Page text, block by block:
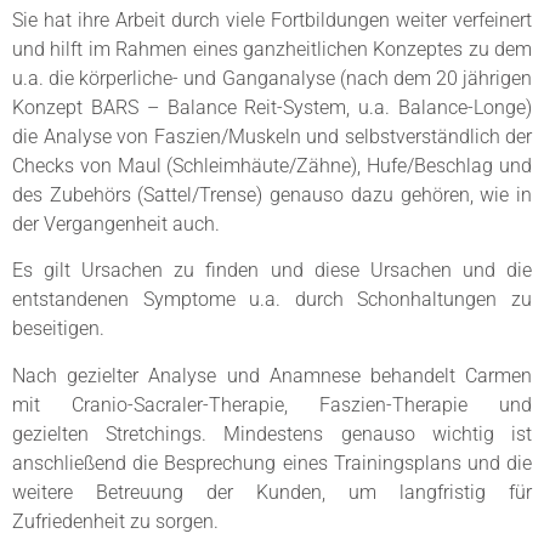
Sie hat ihre Arbeit durch viele Fortbildungen weiter verfeinert
und hilft im Rahmen eines ganzheitlichen Konzeptes zu dem
u.a. die körperliche- und Ganganalyse (nach dem 20 jährigen
Konzept BARS – Balance Reit-System, u.a. Balance-Longe)
die Analyse von Faszien/Muskeln und selbstverständlich der
Checks von Maul (Schleimhäute/Zähne), Hufe/Beschlag und
des Zubehörs (Sattel/Trense) genauso dazu gehören, wie in
der Vergangenheit auch.
Es gilt Ursachen zu finden und diese Ursachen und die
entstandenen Symptome u.a. durch Schonhaltungen zu
beseitigen.
Nach gezielter Analyse und Anamnese behandelt Carmen
mit Cranio-Sacraler-Therapie, Faszien-Therapie und
gezielten Stretchings. Mindestens genauso wichtig ist
anschließend die Besprechung eines Trainingsplans und die
weitere Betreuung der Kunden, um langfristig für
Zufriedenheit zu sorgen.